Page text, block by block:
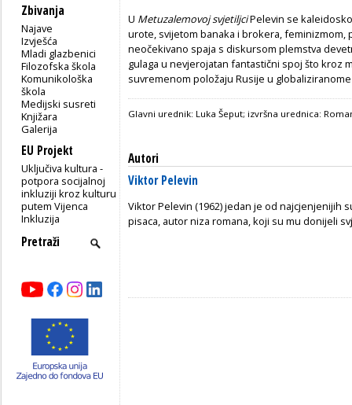
Zbivanja
Najave
Izvješća
Mladi glazbenici
Filozofska škola
Komunikološka
škola
Medijski susreti
Knjižara
Galerija
EU Projekt
Uključiva kultura -
potpora socijalnoj
inkluziji kroz kulturu
putem Vijenca
Inkluzija
U Metuzalemovoj svjetiljciPelevin se
urote, svijetom banaka i brokera, feminizmom,
neočekivano spaja s diskursom plemstva
gulaga u nevjerojatan fantastični spoj što kroz
suvremenom položaju Rusije u
Glavni urednik: Luka Šeput; izvršna urednica:
Autori
Viktor Pelevin
Viktor Pelevin (1962) jedan je od najcjenjenijih
pisaca, autor niza romana, koji su mu donijeli